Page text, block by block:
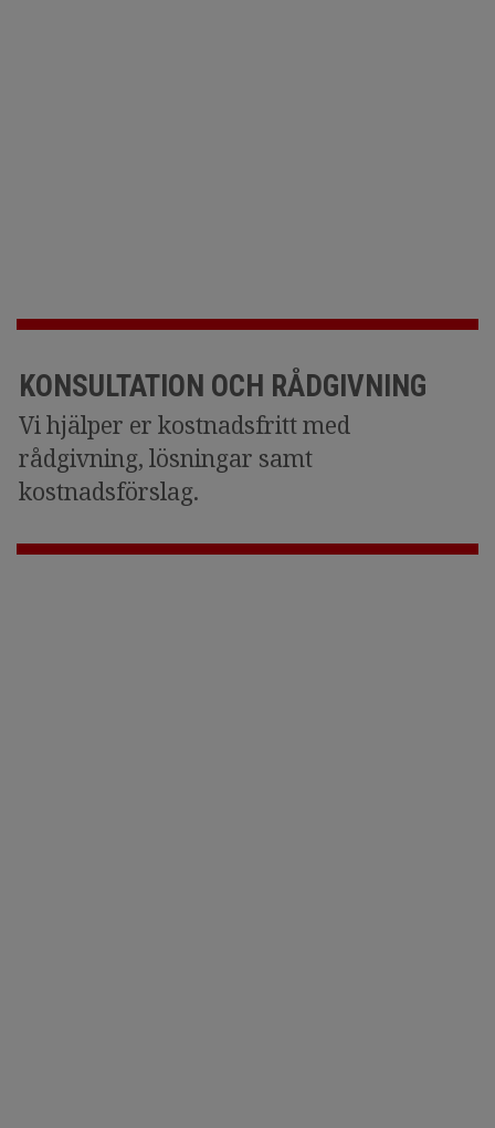
KONSULTATION OCH RÅDGIVNING
Vi hjälper er kostnadsfritt med
rådgivning, lösningar samt
kostnadsförslag.